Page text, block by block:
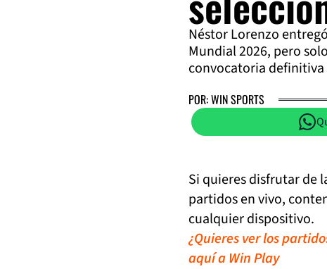
Néstor Lorenzo
Mundial 2026, pero
convocatoria definitiva
POR: WIN SPORTS
Si quieres disfrutar de
partidos en vivo,
cualquier dispositivo.
¿Quieres ver los
aquí a Win Play